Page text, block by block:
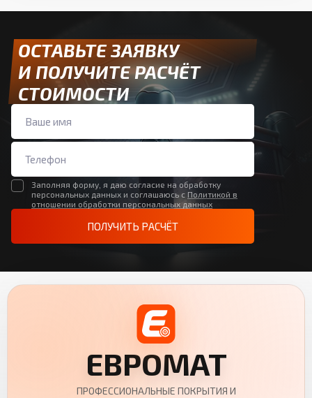
ОСТАВЬТЕ ЗАЯВКУ
И ПОЛУЧИТЕ РАСЧЁТ
СТОИМОСТИ
Заполняя форму, я даю согласие на обработку
персональных данных и соглашаюсь с Политикой в
отношении обработки персональных данных
ПОЛУЧИТЬ РАСЧЁТ
ЕВРОМАТ
ПРОФЕССИОНАЛЬНЫЕ ПОКРЫТИЯ И